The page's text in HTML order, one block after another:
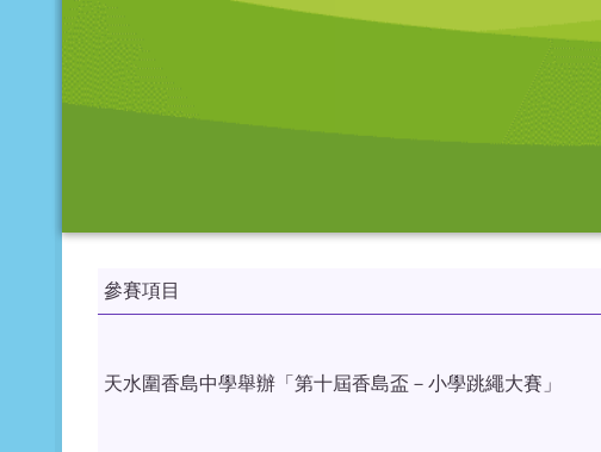
參賽項目
天水圍香島中學舉辦「第十屆香島盃－小學跳繩大賽」